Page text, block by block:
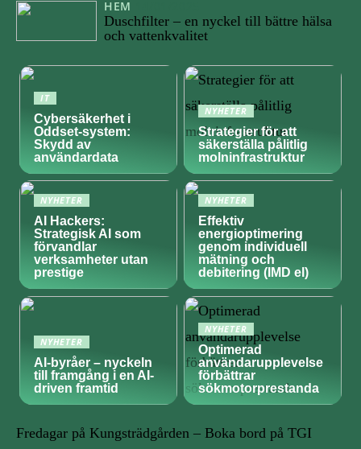
HEM
Duschfilter – en nyckel till bättre hälsa
och vattenkvalitet
IT
Cybersäkerhet i
Oddset-system:
Skydd av
användardata
NYHETER
Strategier för att
säkerställa pålitlig
molninfrastruktur
NYHETER
AI Hackers:
Strategisk AI som
förvandlar
verksamheter utan
prestige
NYHETER
Effektiv
energioptimering
genom individuell
mätning och
debitering (IMD el)
NYHETER
AI-byråer – nyckeln
till framgång i en AI-
driven framtid
NYHETER
Optimerad
användarupplevelse
förbättrar
sökmotorprestanda
Fredagar på Kungsträdgården – Boka bord på TGI